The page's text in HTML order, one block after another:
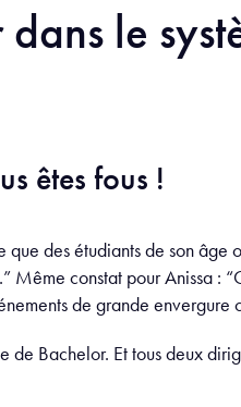
le
êtes fous !
des étudiants de son âge
Même constat pour Anissa :
de grande envergure
de Bachelor. Et tous deux